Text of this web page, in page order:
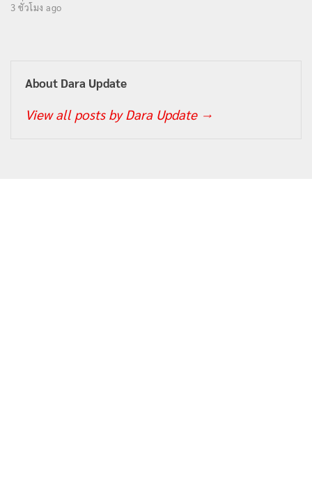
3 ชั่วโมง ago
About Dara Update
View all posts by Dara Update →